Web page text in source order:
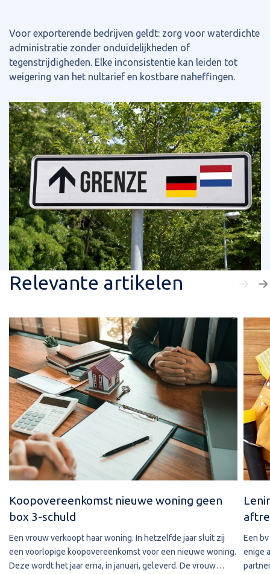
Voor exporterende bedrijven geldt: zorg voor waterdichte
administratie zonder onduidelijkheden of
tegenstrijdigheden. Elke inconsistentie kan leiden tot
weigering van het nultarief en kostbare naheffingen.
Relevante artikelen
Koopovereenkomst nieuwe woning geen
box 3-schuld
Een vrouw verkoopt haar woning. In hetzelfde jaar sluit zij
een voorlopige koopovereenkomst voor een nieuwe woning.
Deze wordt het jaar erna, in januari, geleverd. De vrouw
Een
enige